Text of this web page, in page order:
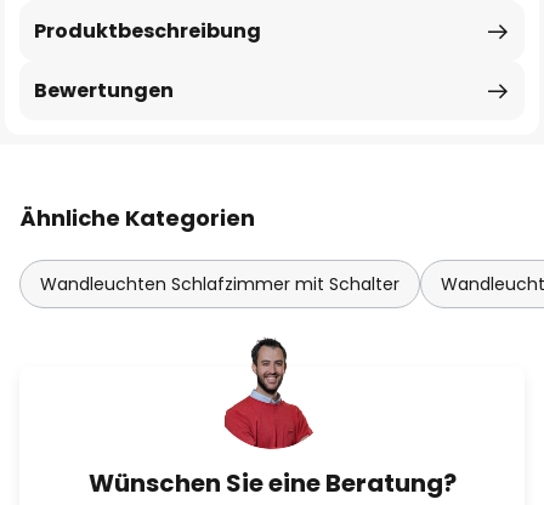
Produktbeschreibung
Bewertungen
Ähnliche Kategorien
Wandleuchten Schlafzimmer mit Schalter
Wünschen Sie eine Beratung?